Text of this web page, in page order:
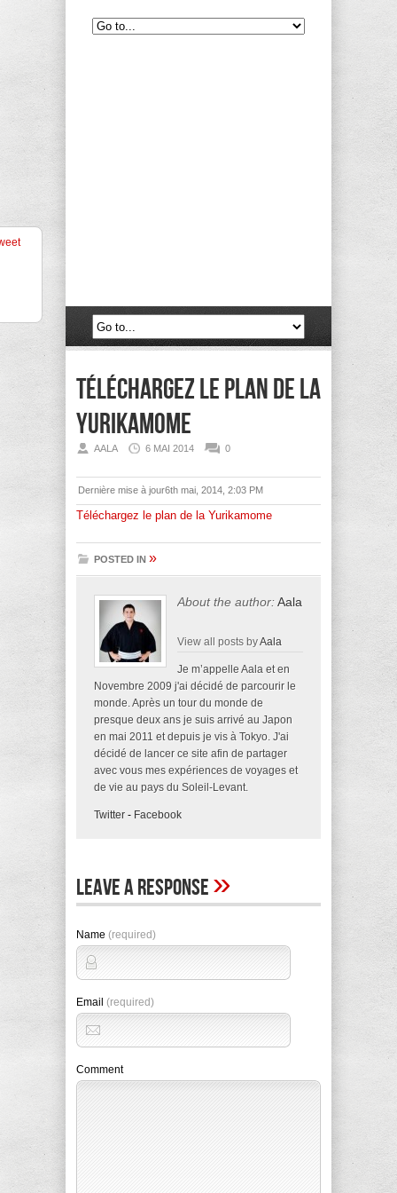
Téléchargez le plan de la
Yurikamome
AALA 6 MAI 2014 0
Dernière mise à jour6th mai, 2014, 2:03 PM
Téléchargez le plan de la Yurikamome
POSTED IN »
About the author:Aala
View all posts byAala
Je m’appelle Aala et en
Novembre 2009 j'ai décidé de parcourir le
monde. Après un tour du monde de
presque deux ans je suis arrivé au Japon
en mai 2011 et depuis je vis à Tokyo. J'ai
décidé de lancer ce site afin de partager
avec vous mes expériences de voyages et
de vie au pays du Soleil-Levant.
Twitter - Facebook
Leave A Response»
Name (required)
Email (required)
Comment